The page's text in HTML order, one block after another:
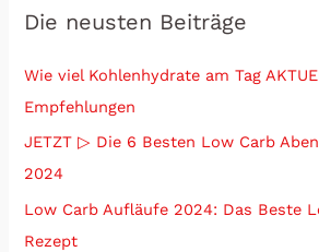
Die neusten Beiträge
Wie viel Kohlenhydrate am Tag
Empfehlungen
JETZT ▷ Die 6 Besten Low Carb
2024
Low Carb Aufläufe 2024: Das Beste
Rezept